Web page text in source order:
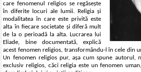
care fenomenul religios se regăsește
în diferite locuri ale lumii. Religia și
modalitatea în care este privită este
alta în fiecare societate și diferă mult
de la o perioadă la alta. Lucrarea lui
Eliade, bine documentată, explică
acest fenomen religios, transformându-l în cele din
Un fenomen religios pur, așa cum spune autorul,
exclusiv religios, căci religia este un fenomen